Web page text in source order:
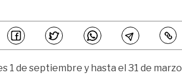
1 de septiembre y hasta el 31 de marzo